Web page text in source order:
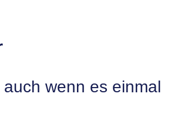
wenn es einmal